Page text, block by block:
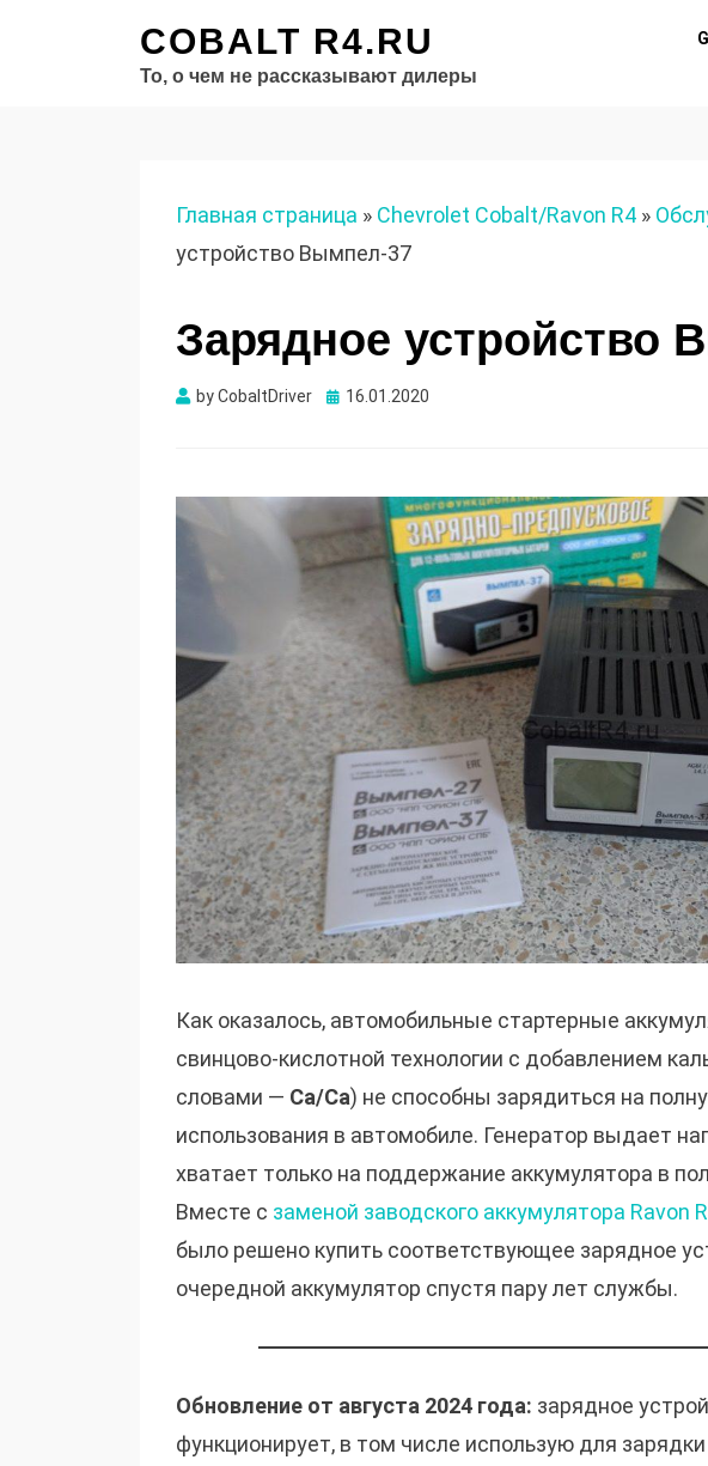
COBALT R4.RU
То, о чем не рассказывают дилеры
Главная страница » Chevrolet Cobalt/Ravon R4 »
устройство Вымпел-37
Зарядное устройство
byCobaltDriver Опубликовано
16.01.2020
Как оказалось, автомобильные стартерные
свинцово-кислотной технологии с добавлением
словами — Ca/Ca) не способны зарядиться на
использования в автомобиле. Генератор выдает
хватает только на поддержание аккумулятора в
Вместе с заменой заводского аккумулятора Ravon
было решено купить соответствующее зарядное
очередной аккумулятор спустя пару лет службы.
Обновление от августа 2024 года: зарядное
функционирует, в том числе использую для